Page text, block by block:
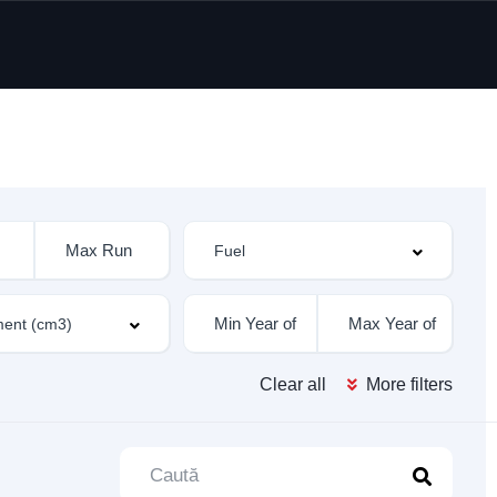
Clear all More filters